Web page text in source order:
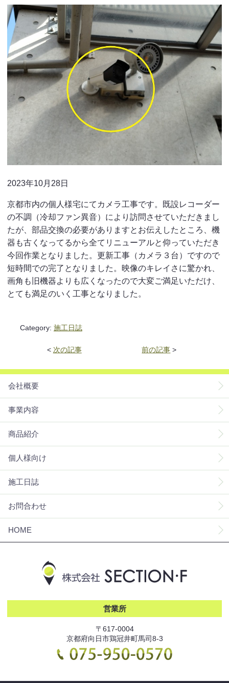
2023年10月28日
京都市内の個人様宅にてカメラ工事です。既設レコーダー
の不調（冷却ファン異音）により訪問させていただきまし
たが、部品交換の必要がありますとお伝えしたところ、機
器も古くなってるから全てリニューアルと仰っていただき
今回作業となりました。更新工事（カメラ３台）ですので
短時間での完了となりました。映像のキレイさに驚かれ、
画角も旧機器よりも広くなったので大変ご満足いただけ、
とても満足のいく工事となりました。
Category: 施工日誌
< 次の記事 前の記事 >
会社概要
事業内容
商品紹介
個人様向け
施工日誌
お問合わせ
HOME
営業所
〒617-0004
京都府向日市鶏冠井町馬司8-3